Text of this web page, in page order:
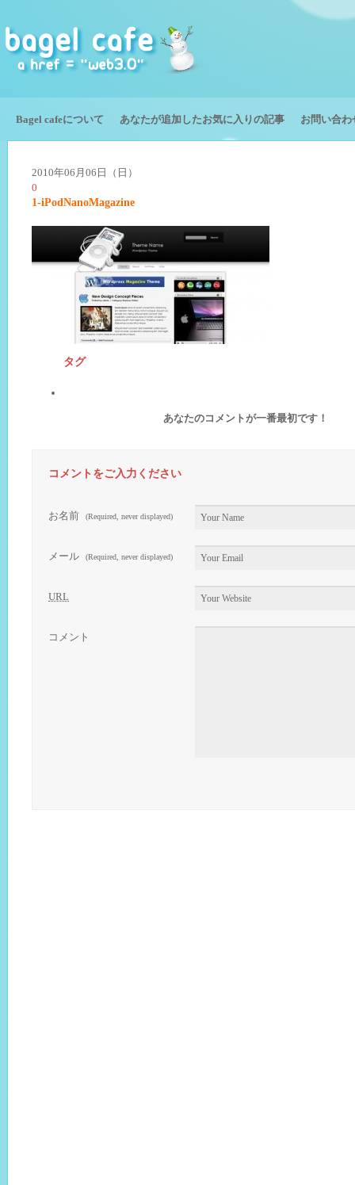
Bagel cafeについて あなたが追加したお気に入りの記事 お問い合わ
2010年06月06日（日）
0
1-iPodNanoMagazine
タグ
あなたのコメントが一番最初です！
コメントをご入力ください
お名前 (Required, never displayed)
メール (Required, never displayed)
URL
コメント